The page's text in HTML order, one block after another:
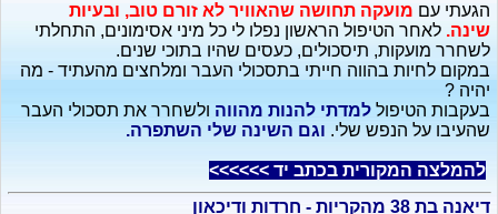
הגעתי עם מועקה תחושה שהאוויר לא זורם טוב, ובעיות
שינה. לאחר הטיפול הראשון נפלו לי כל מיני אסימונים, התחלתי
לשחרר מועקות, תיסכולים, כעסים שהיו בתוכי שנים.
במקום לחיות בהווה חייתי בתסכולי העבר ומלחצים מהעתיד - מה
יהיה ?
בעקבות הטיפול למדתי להנות מהווה ולשחרר את תסכולי העבר
שהעיבו על הנפש שלי. וגם השינה שלי השתפרה.
להמלצה המקורית בכתב יד >>>>>>
דיאנה בת 38 מהקריות - חרדות ודיכאון